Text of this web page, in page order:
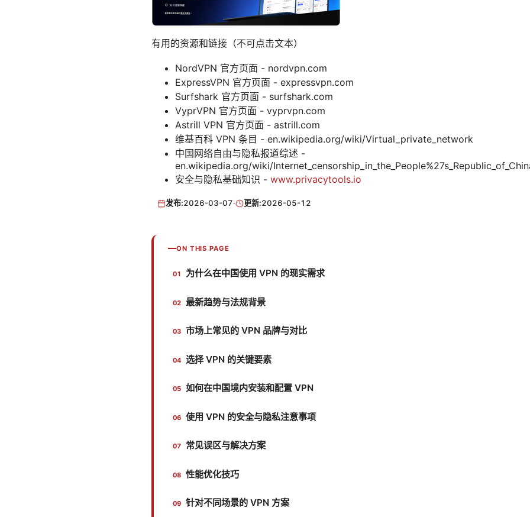
有用的资源和链接（不可点击文本）
NordVPN 官方页面 - nordvpn.com
ExpressVPN 官方页面 - expressvpn.com
Surfshark 官方页面 - surfshark.com
VyprVPN 官方页面 - vyprvpn.com
Astrill VPN 官方页面 - astrill.com
维基百科 VPN 条目 - en.wikipedia.org/wiki/Virtual_private_network
中国网络自由与隐私报道综述 -
en.wikipedia.org/wiki/
安全与隐私基础知识 - www.privacytools.io
发布:2026-03-07· 更新:2026-05-12
ON THIS PAGE
为什么在中国使用 VPN 的现实需求
最新趋势与法规背景
市场上常见的 VPN 品牌与对比
选择 VPN 的关键要素
如何在中国境内安装和配置 VPN
使用 VPN 的安全与隐私注意事项
常见误区与解决方案
性能优化技巧
针对不同场景的 VPN 方案